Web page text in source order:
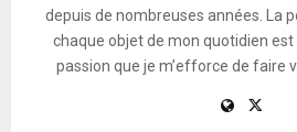
depuis de nombreuses années. La
chaque objet de mon quotidien
passion que je m’efforce de faire